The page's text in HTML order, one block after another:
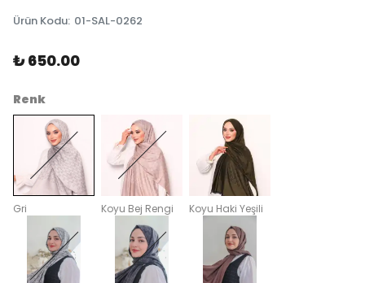
Ürün Kodu: 01-SAL-0262
₺ 650.00
Renk
Gri Koyu Bej Rengi Koyu Haki Yeşili